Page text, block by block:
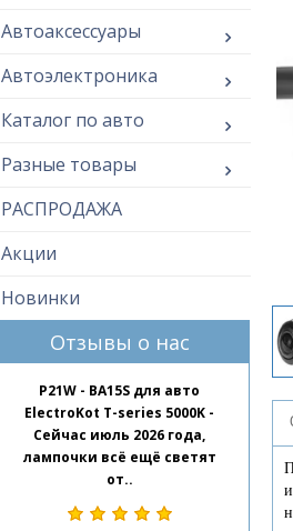
Автоаксессуары
Автоэлектроника
Каталог по авто
Разные товары
РАСПРОДАЖА
Акции
Новинки
Отзывы о нас
P21W - BA15S для авто
ElectroKot T-series 5000K -
Сейчас июль 2026 года,
лампочки всё ещё светят
от..